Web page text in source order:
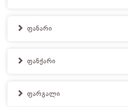
ფანარი
ფანქარი
ფარგალი